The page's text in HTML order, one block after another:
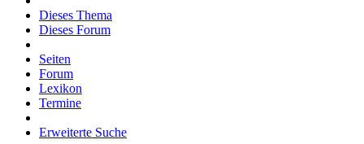
Dieses Thema
Dieses Forum
Seiten
Forum
Lexikon
Termine
Erweiterte Suche